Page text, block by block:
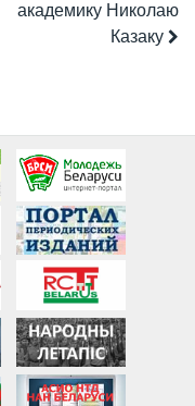
академику Николаю
Казаку